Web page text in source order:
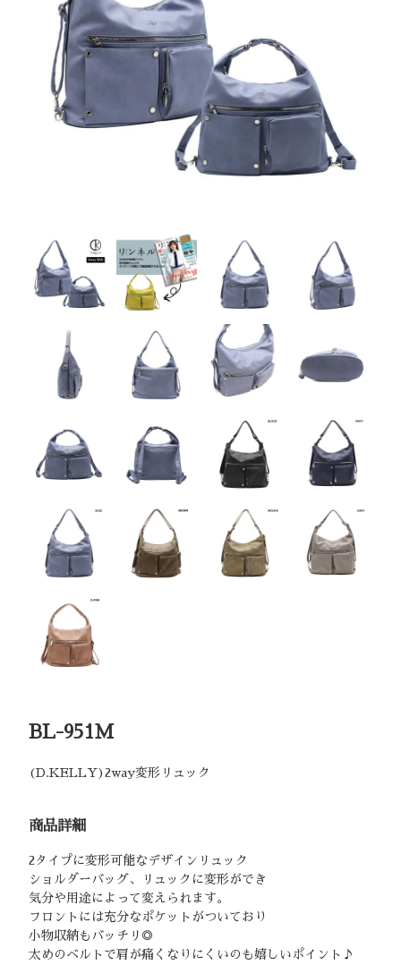
BL-951M
(D.KELLY)2way変形リュック
商品詳細
2タイプに変形可能なデザインリュック
ショルダーバッグ、リュックに変形ができ
気分や用途によって変えられます。
フロントには充分なポケットがついており
小物収納もバッチリ◎
太めのベルトで肩が痛くなりにくいのも嬉しいポイント♪